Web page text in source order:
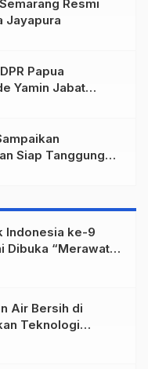
Resmi
Jayapura
Papua
Yamin Jabat
Papua
Siap Tanggung
MBG di
Indonesia ke-9
Dibuka “Merawat
Masa Depan
Air Bersih di
Teknologi
Saiful Al-